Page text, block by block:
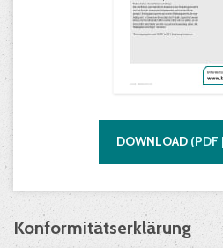
DOWNLOAD (PDF |
Konformitätserklärung